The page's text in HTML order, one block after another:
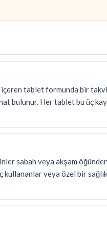
tablet formunda bir
bulunur. Her tablet bu üç
sabah veya akşam
veya özel bir